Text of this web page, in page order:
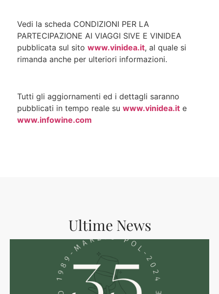
Vedi la scheda CONDIZIONI PER LA
PARTECIPAZIONE AI VIAGGI SIVE E VINIDEA
pubblicata sul sito www.vinidea.it, al quale si
rimanda anche per ulteriori informazioni.
Tutti gli aggiornamenti ed i dettagli saranno
pubblicati in tempo reale su www.vinidea.it e
www.infowine.com
Ultime News